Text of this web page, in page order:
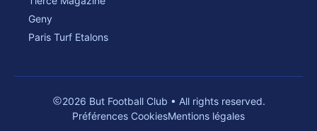
Geny
Paris Turf Etalons
2026 But Football Club • All rights reserved.
Préférences CookiesMentions légales